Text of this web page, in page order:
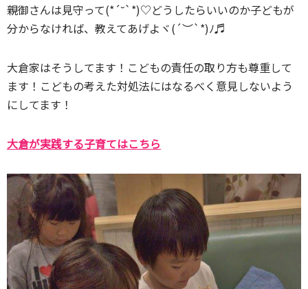
親御さんは見守って(*´˘`*)♡どうしたらいいのか子どもが
分からなければ、教えてあげよヾ(´︶`*)ﾉ♬
大倉家はそうしてます！こどもの責任の取り方も尊重して
ます！こどもの考えた対処法にはなるべく意見しないよう
にしてます！
大倉が実践する子育てはこちら